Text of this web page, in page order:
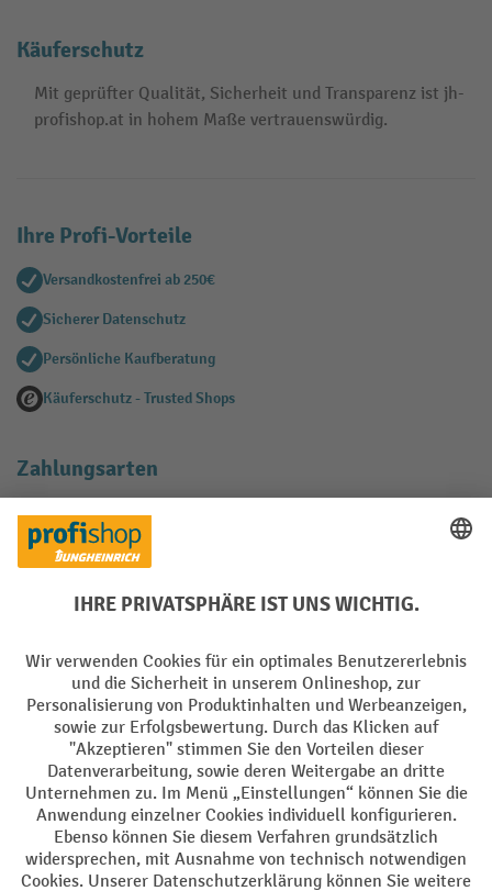
Käuferschutz
Mit geprüfter Qualität, Sicherheit und Transparenz ist jh-
profishop.at in hohem Maße vertrauenswürdig.
Ihre Profi-Vorteile
Versandkostenfrei ab 250€
Sicherer Datenschutz
Persönliche Kaufberatung
Käuferschutz - Trusted Shops
Zahlungsarten
Creditcard (Master)
Facebook
YouTube
LinkedIn
Instagram
AGB Impressum Datenschutz
Barrierefreiheit Privacy Settings